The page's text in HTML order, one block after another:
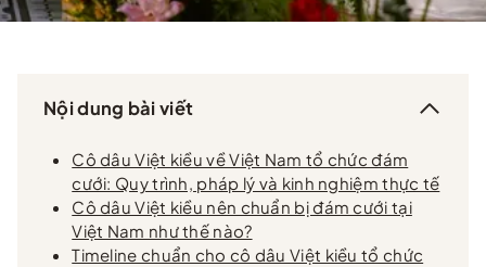
Nội dung bài viết
Cô dâu Việt kiều về Việt Nam tổ chức đám
cưới: Quy trình, pháp lý và kinh nghiệm thực tế
Cô dâu Việt kiều nên chuẩn bị đám cưới tại
Việt Nam như thế nào?
Timeline chuẩn cho cô dâu Việt kiều tổ chức